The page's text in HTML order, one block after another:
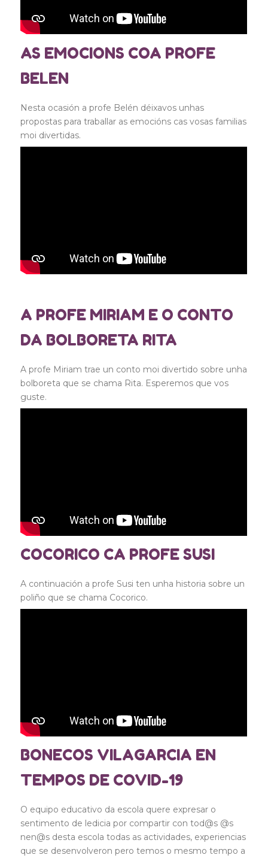
AS EMOCIONS COA PROFE
BELEN
Nesta ocasión a profe Belén déixavos unhas
propostas para traballar as emocións cas vosas familias
moi divertidas.
A PROFE MIRIAM E O CONTO
DA BOLBORETA RITA
A profe Miriam trae un conto moi divertido sobre unha
bolboreta que se chama Rita. Esperemos que vos
guste.
COCORICO CA PROFE SUSI
A continuación a profe Susi ten unha historia sobre un
poliño que se chama Cocorico.
BONECOS VILAGARCIA EN
TEMPOS DE COVID-19
O equipo educativo da escola quere expresar o
sentimento de ledicia por compartir con tod@s @s
nen@s desta escola todas as actividades, experiencias
que se desenvolveron pero temos o mesmo tempo a